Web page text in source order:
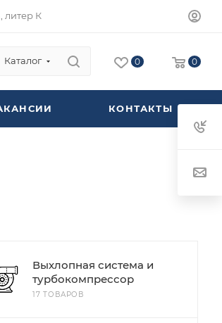
литер К
Каталог 0 0
КОНТАКТЫ
Выхлопная система и
турбокомпрессор
17 ТОВАРОВ